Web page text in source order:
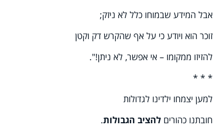
אבל המידע שבמוחו כלל לא ניזק;
זוכר הוא ויודע כי על אף שהקרש דק וקטן
להזיזו ממקומו – אי אפשר, לא ניתן!".
* * *
למען יצמחו ילדינו לגדולות
חובתנו כהורים להציב הגבולות.